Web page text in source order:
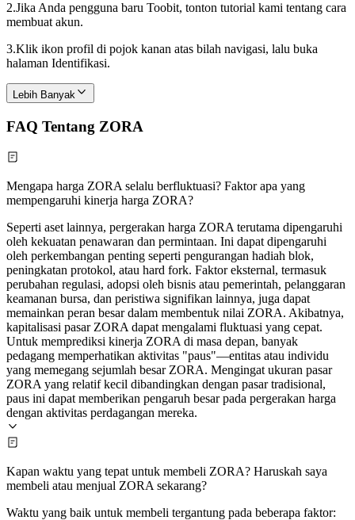
2.Jika Anda pengguna baru Toobit, tonton tutorial kami tentang cara
membuat akun.
3.Klik ikon profil di pojok kanan atas bilah navigasi, lalu buka
halaman Identifikasi.
Lebih Banyak
FAQ Tentang ZORA
Mengapa harga ZORA selalu berfluktuasi? Faktor apa yang
mempengaruhi kinerja harga ZORA?
Seperti aset lainnya, pergerakan harga ZORA terutama dipengaruhi
oleh kekuatan penawaran dan permintaan. Ini dapat dipengaruhi
oleh perkembangan penting seperti pengurangan hadiah blok,
peningkatan protokol, atau hard fork. Faktor eksternal, termasuk
perubahan regulasi, adopsi oleh bisnis atau pemerintah, pelanggaran
keamanan bursa, dan peristiwa signifikan lainnya, juga dapat
memainkan peran besar dalam membentuk nilai ZORA. Akibatnya,
kapitalisasi pasar ZORA dapat mengalami fluktuasi yang cepat.
Untuk memprediksi kinerja ZORA di masa depan, banyak
pedagang memperhatikan aktivitas "paus"—entitas atau individu
yang memegang sejumlah besar ZORA. Mengingat ukuran pasar
ZORA yang relatif kecil dibandingkan dengan pasar tradisional,
paus ini dapat memberikan pengaruh besar pada pergerakan harga
dengan aktivitas perdagangan mereka.
Kapan waktu yang tepat untuk membeli ZORA? Haruskah saya
membeli atau menjual ZORA sekarang?
Waktu yang baik untuk membeli tergantung pada beberapa faktor: